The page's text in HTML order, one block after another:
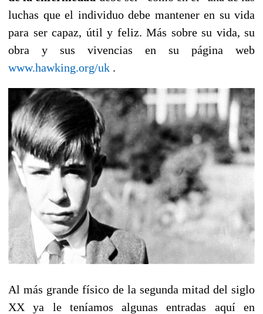
luchas que el individuo debe mantener en su vida
para ser capaz, útil y feliz. Más sobre su vida, su
obra y sus vivencias en su página web
www.hawking.org/uk .
Al más grande físico de la segunda mitad del siglo
XX ya le teníamos algunas entradas aquí en